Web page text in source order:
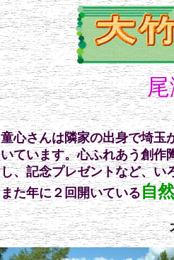
童心さんは隣家の出身で埼玉
いています。心ふれあう創作
し、記念プレゼントなど、い
また年に２回開いている自